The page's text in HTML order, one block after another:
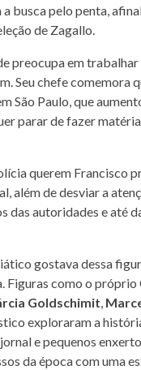
busca pelo penta,
de Zagallo.
preocupa em
Seu chefe comemora
São Paulo, que
parar de fazer
querem Francisco
além de desviar a
das autoridades e até
gostava dessa
Figuras como o
Goldschimit,
exploraram a
e pequenos
da época com uma